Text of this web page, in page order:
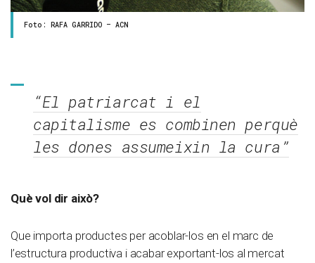
Foto: RAFA GARRIDO – ACN
“El patriarcat i el
capitalisme es combinen perquè
les dones assumeixin la cura”
Què vol dir això?
Que importa productes per acoblar-los en el marc de
l’estructura productiva i acabar exportant-los al mercat